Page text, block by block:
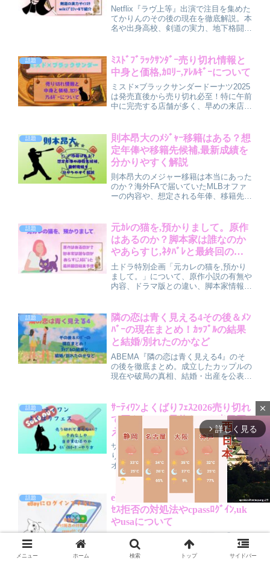
Netflix『ラヴ上等』出演で注目を集めた
てかりんのその後の現在を徹底解説。本
名や出身高校、剣道の実力、地下格闘技
します。番組内での立ち位置や性格・話
し方、支持される理由も丁寧にまとめま
した。
話題
ﾐｽﾄﾞﾌﾞﾗｯｸｻﾝﾀﾞｰ売り切れ情報と
中身と価格,ｶﾛﾘｰ,ｱﾚﾙｷﾞｰについて
ミスド×ブラックサンダードーナツ2025
は発売直後から売り切れ必至！特に午前
中に完売する店舗が多く、早めの来店が
ク食感が魅力ですが、カロリーは1個約
366〜503kcalとやや高め。小麦・卵・
乳・大豆を含むためアレルギーにも注
意。
話題
則本昂大のﾒｼﾞｬｰ移籍はある？想
定年俸や移籍先候補,最新成績を
分かりやすく解説
則本昂大のメジャー移籍は本当にあった
のか？海外FAで届いていたMLBオファ
ーの内容や、想定される年俸、移籍先候
人移籍を選んだ理由、SNSでのファン
の声までまとめて紹介。今後の動きが気
になる方におすすめです。
話題
元ｶﾚの猫を,預かりまして。原作
はあるのか？脚本家は誰なのか
やあらすじ,ﾈﾀﾊﾞﾚと最終回の結
末予想
土ドラ特別企画「元カレの猫を,預かり
まして。」について、原作小説の有無や
内容、ドラマ版との違い、脚本家情報を
ヤジ猫ヨミチが導く恋の行方を踏まえた
ネタバレ要素や、全2話で描かれる最終
回結末の予想までまとめた、放送前にチ
ェックしておきたい作品ガイドです。
話題
隣の恋は青く見える4その後＆ﾒﾝ
ﾊﾞｰの現在まとめ！ｶｯﾌﾟﾙの結果
と結婚/別れたのかなど
ABEMA『隣の恋は青く見える4』のそ
の後を徹底まとめ。成立したカップルの
現在や破局の真相、結婚・出産を公表し
の感想やSNSの声も含めて、番組終了
後のリアルな関係性を知りたい方におす
すめの記事です。
話題
ｻｰﾃｨﾜﾝよくばりﾌｪｽ2026売り切れ
で買えない？予約なしや当日買
えるのか,ﾓﾊﾞｲﾙｵｰﾀﾞｰやり方につ
いて
サーティワンよくばりフェス2026の売
り切れ状況や購入方法を解説。モバイル
オーダーは売り切れ続出ですが、予約な
しでも当日12時の販売開始時なら購入
可能です。確実に手に入れるモバイルオ
ーダーのやり方や当日販売のコツを紹
介。1個100円で追加できるお得なキャ
ンペーンの完全ガイド。開催は6月21日
まで。
話題
ebayにﾛｸﾞｲﾝできない原因は？ｱｸ
ｾｽ拒否の対処法やcpassﾛｸﾞｲﾝ,uk
やusaについて
セス拒否」と表示されるときの理由、
cpassログインの仕組み、UK版・USA
メニュー ホーム 検索 トップ サイドバー
close
arrow_forward_ios 詳しく見る